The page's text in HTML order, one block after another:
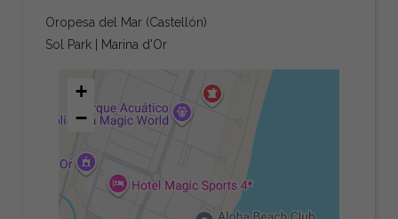
Oropesa del Mar (Castellón)
Sol Park | Marina d'Or
+
−